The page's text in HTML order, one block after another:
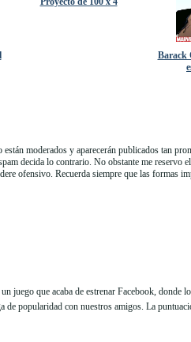
Barack
moderados y aparecerán publicados tan
decida lo contrario. No obstante me reservo
ofensivo. Recuerda siempre que las formas
juego que acaba de estrenar Facebook, donde
de popularidad con nuestros amigos. La